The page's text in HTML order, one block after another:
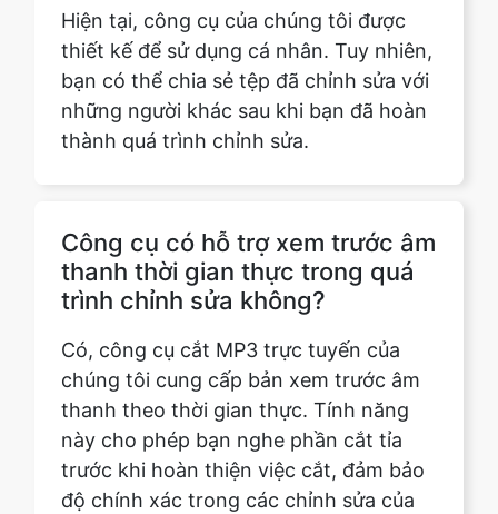
những người khác sau khi bạn đã hoàn
thành quá trình chỉnh sửa.
Công cụ có hỗ trợ xem trước âm
Có, công cụ cắt MP3 trực tuyến của
chúng tôi cung cấp bản xem trước âm
thanh theo thời gian thực. Tính năng
này cho phép bạn nghe phần cắt tỉa
trước khi hoàn thiện việc cắt, đảm bảo
độ chính xác trong các chỉnh sửa của
bạn.